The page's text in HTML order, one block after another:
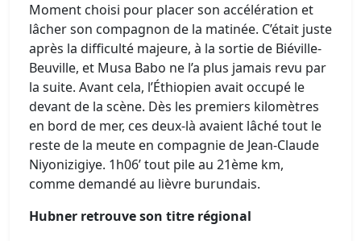
Moment choisi pour placer son accélération et
lâcher son compagnon de la matinée. C’était juste
après la difficulté majeure, à la sortie de Biéville-
Beuville, et Musa Babo ne l’a plus jamais revu par
la suite. Avant cela, l’Éthiopien avait occupé le
devant de la scène. Dès les premiers kilomètres
en bord de mer, ces deux-là avaient lâché tout le
reste de la meute en compagnie de Jean-Claude
Niyonizigiye. 1h06’ tout pile au 21ème km,
comme demandé au lièvre burundais.
Hubner retrouve son titre régional